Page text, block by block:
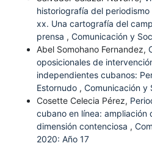
historiografía del
xx. Una cartografía del
prensa , Comunicación y
Abel Somohano Fernandez,
oposicionales de
independientes cubanos:
Estornudo , Comunicación y
Cosette Celecia Pérez,
cubano en línea: ampliación
dimensión contenciosa ,
2020: Año 17